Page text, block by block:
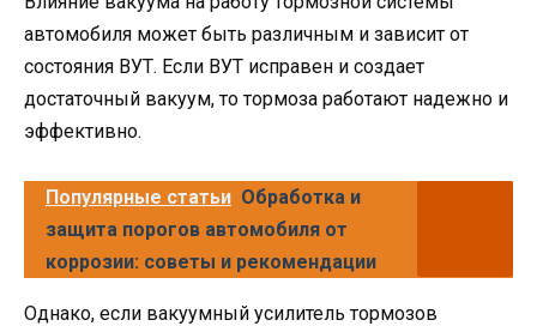
автомобиля может быть различным и зависит от
состояния ВУТ. Если ВУТ исправен и создает
достаточный вакуум, то тормоза работают надежно и
эффективно.
Популярные статьи Обработка и
защита порогов автомобиля от
коррозии: советы и рекомендации
Однако, если вакуумный усилитель тормозов